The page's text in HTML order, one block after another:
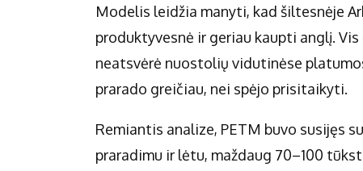
Modelis leidžia manyti, kad šiltesnėje
produktyvesnė ir geriau kaupti anglį.
neatsvėrė nuostolių vidutinėse
prarado greičiau, nei spėjo prisitaikyti.
Remiantis analize, PETM buvo susijęs
praradimu ir lėtu, maždaug 70–100